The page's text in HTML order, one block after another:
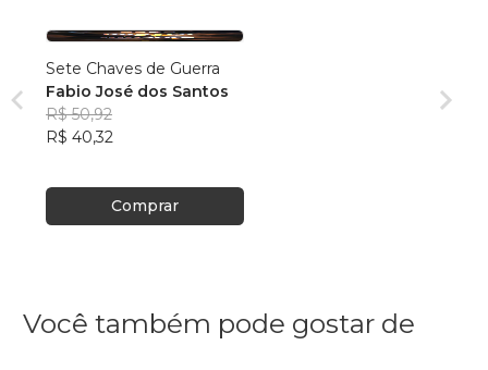
Sete Chaves de Guerra
Fabio José dos Santos
R$ 50,92
R$ 40,32
Comprar
Você também pode gostar de